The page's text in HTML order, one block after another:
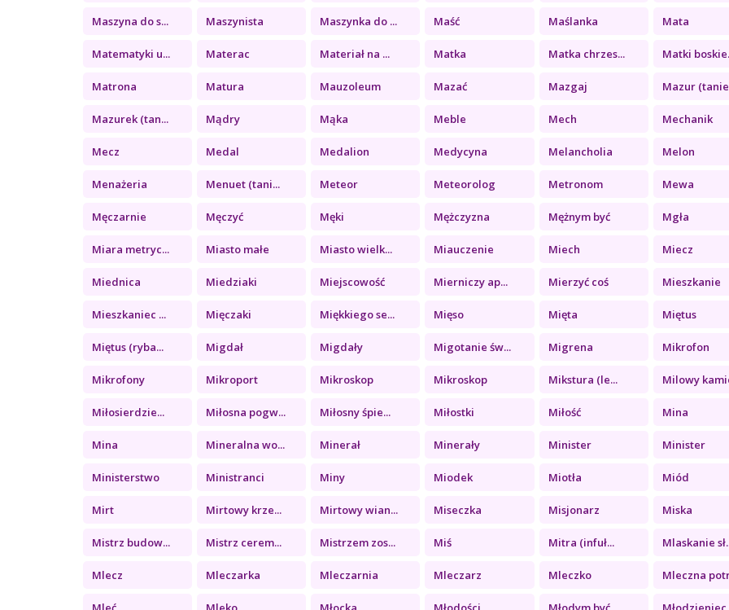
Maszyna do s... Maszynista Maszynka do ... Maść Maślanka Mata
Matematyki u... Materac Materiał na ... Matka Matka chrzes... Matki
Matrona Matura Mauzoleum Mazać Mazgaj Mazur
Mazurek (tan... Mądry Mąka Meble Mech Mechanik
Mecz Medal Medalion Medycyna Melancholia Melon
Menażeria Menuet (tani... Meteor Meteorolog Metronom Mewa
Męczarnie Męczyć Męki Mężczyzna Mężnym być Mgła
Miara metryc... Miasto małe Miasto wielk... Miauczenie Miech Miecz
Miednica Miedziaki Miejscowość Mierniczy ap... Mierzyć coś Mieszkanie
Mieszkaniec ... Mięczaki Miękkiego se... Mięso Mięta Miętus
Miętus (ryba... Migdał Migdały Migotanie św... Migrena Mikrofon
Mikrofony Mikroport Mikroskop Mikroskop Mikstura (le... Milowy
Miłosierdzie... Miłosna pogw... Miłosny śpie... Miłostki Miłość Mina
Mina Mineralna wo... Minerał Minerały Minister Minister
Ministerstwo Ministranci Miny Miodek Miotła Miód
Mirt Mirtowy krze... Mirtowy wian... Miseczka Misjonarz Miska
Mistrz budow... Mistrz cerem... Mistrzem zos... Miś Mitra (infuł... Mlaskanie
Mlecz Mleczarka Mleczarnia Mleczarz Mleczko Mleczna